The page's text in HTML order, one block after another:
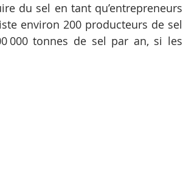
du sel en tant qu’entrepreneurs
environ 200 producteurs de sel
000 tonnes de sel par an, si les